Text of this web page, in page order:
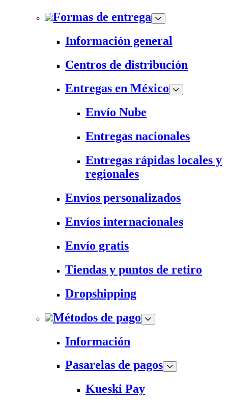
Formas de entrega
Información general
Centros de distribución
Entregas en México
Envío Nube
Entregas nacionales
Entregas rápidas locales y
regionales
Envíos personalizados
Envíos internacionales
Envío gratis
Tiendas y puntos de retiro
Dropshipping
Métodos de pago
Información
Pasarelas de pagos
Kueski Pay